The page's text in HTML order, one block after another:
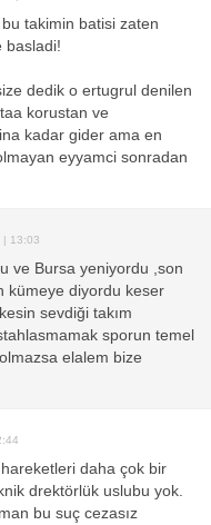
takimin batisi zaten
basladi!
dedik o ertugrul denilen
korustan ve
kadar gider ama en
eyyamci sonradan
| 13:03
ve Bursa yeniyordu ,son
kümeye diyordu keser
sevdiği takım
sporun temel
elalem bize
daha çok bir
drektörlük uslubu yok.
bu suç cezasız